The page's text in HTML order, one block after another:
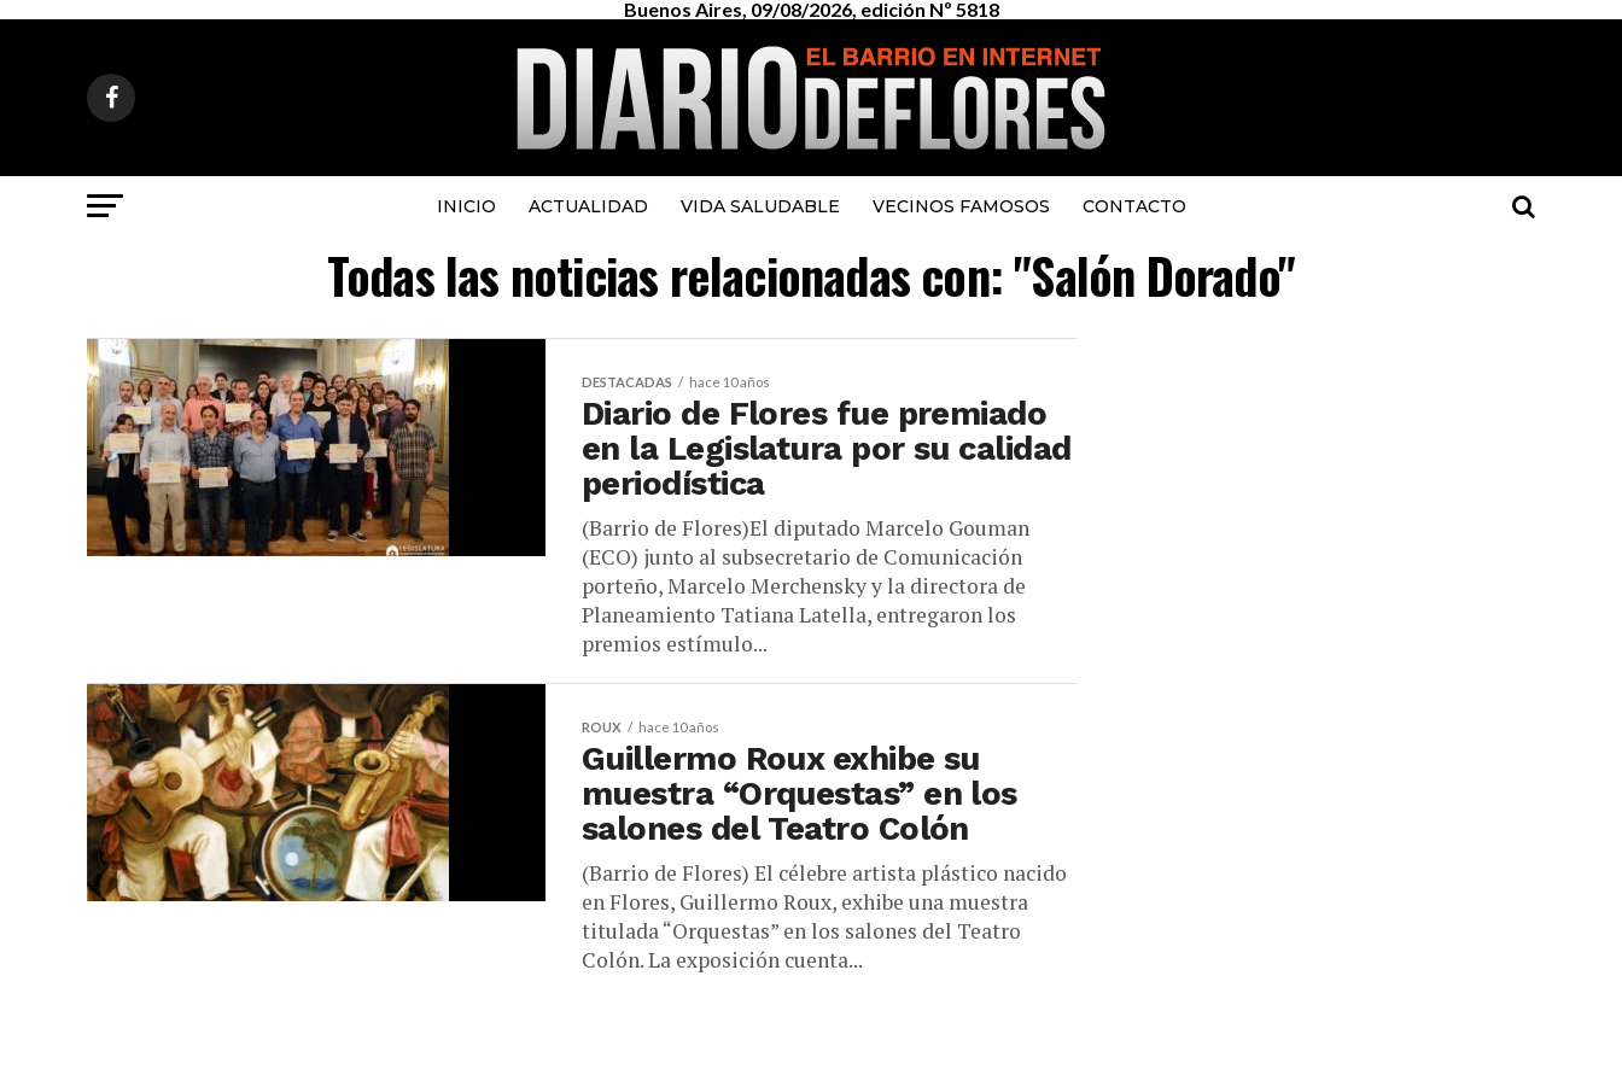
Buenos Aires, 09/08/2026, edición Nº 5818
INICIO ACTUALIDAD VIDA SALUDABLE VECINOS FAMOSOS CONTACTO
Todas las noticias relacionadas con: "Salón Dorado"
DESTACADAS hace 10 años
Diario de Flores fue premiado
en la Legislatura por su calidad
periodística
(Barrio de Flores)El diputado Marcelo Gouman
(ECO) junto al subsecretario de Comunicación
porteño, Marcelo Merchensky y la directora de
Planeamiento Tatiana Latella, entregaron los
premios estímulo...
ROUX hace 10 años
Guillermo Roux exhibe su
muestra “Orquestas” en los
salones del Teatro Colón
(Barrio de Flores) El célebre artista plástico nacido
en Flores, Guillermo Roux, exhibe una muestra
titulada “Orquestas” en los salones del Teatro
Colón. La exposición cuenta...